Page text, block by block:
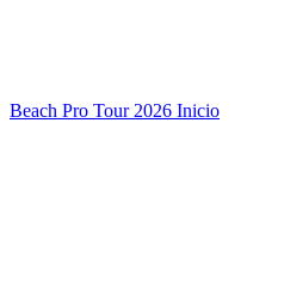
Beach Pro Tour 2026 Inicio